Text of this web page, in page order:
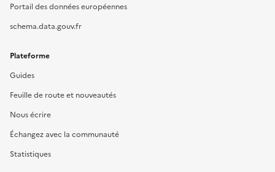
Portail des données européennes
schema.data.gouv.fr
Plateforme
Guides
Feuille de route et nouveautés
Nous écrire
Échangez avec la communauté
Statistiques